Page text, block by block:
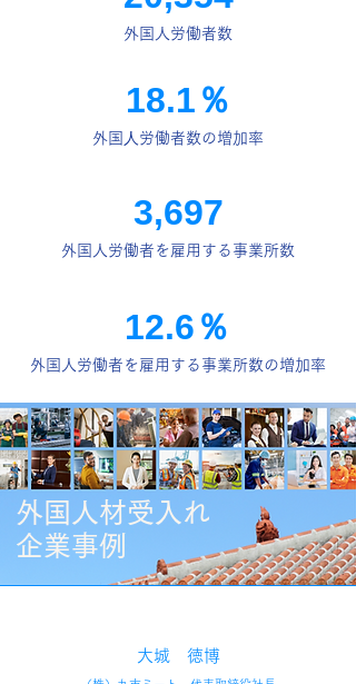
外国人労働者数
18.1％
外国⼈労働者数の増加率
3,697
外国人労働者を雇用する事業所数
12.6％
外国人労働者を雇用する事業所数の増加率
外国人材受入れ
企業事例
大城 徳博